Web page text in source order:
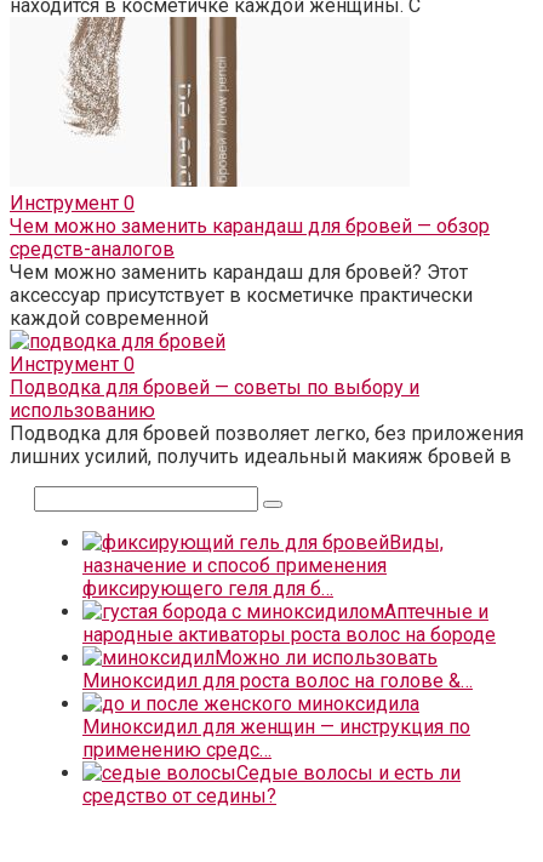
находится в косметичке каждой женщины. С
Инструмент 0
Чем можно заменить карандаш для бровей — обзор
средств-аналогов
Чем можно заменить карандаш для бровей? Этот
аксессуар присутствует в косметичке практически
каждой современной
Инструмент 0
Подводка для бровей — советы по выбору и
использованию
Подводка для бровей позволяет легко, без приложения
лишних усилий, получить идеальный макияж бровей в
Виды,
назначение и способ применения
фиксирующего геля для б…
Аптечные и
народные активаторы роста волос на бороде
Можно ли использовать
Миноксидил для роста волос на голове &…
Миноксидил для женщин — инструкция по
применению средс…
Седые волосы и есть ли
средство от седины?